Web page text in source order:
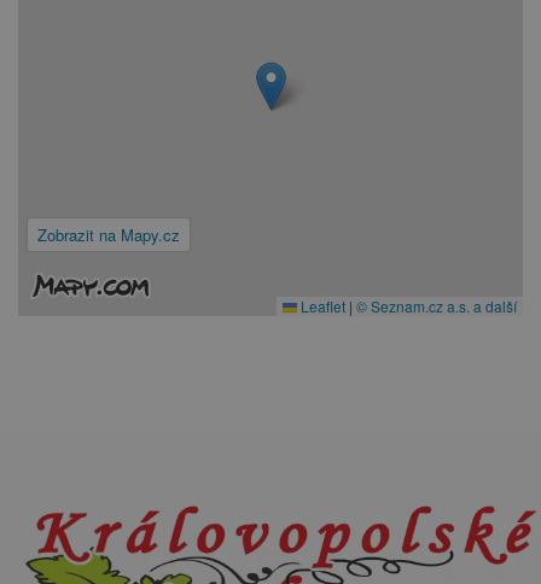
Zobrazit na Mapy.cz
Leaflet | © Seznam.cz a.s. a další